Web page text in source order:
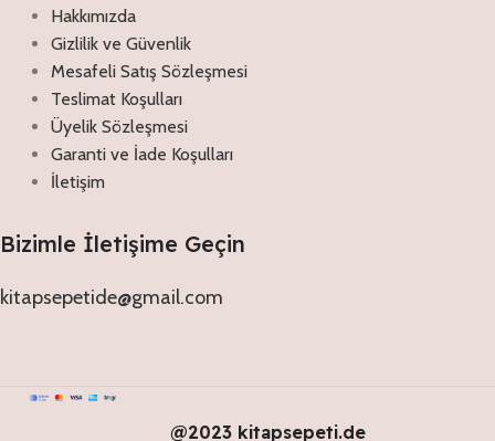
Hakkımızda
Gizlilik ve Güvenlik
Mesafeli Satış Sözleşmesi
Teslimat Koşulları
Üyelik Sözleşmesi
Garanti ve İade Koşulları
İletişim
Bizimle İletişime Geçin
kitapsepetide@gmail.com
@2023 kitapsepeti.de